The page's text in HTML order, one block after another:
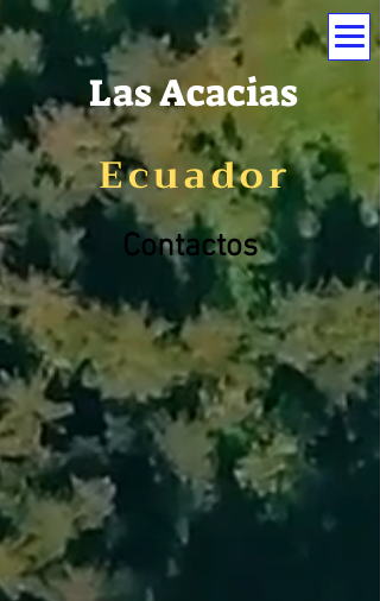
Las Acacias
Ecuador
Contactos